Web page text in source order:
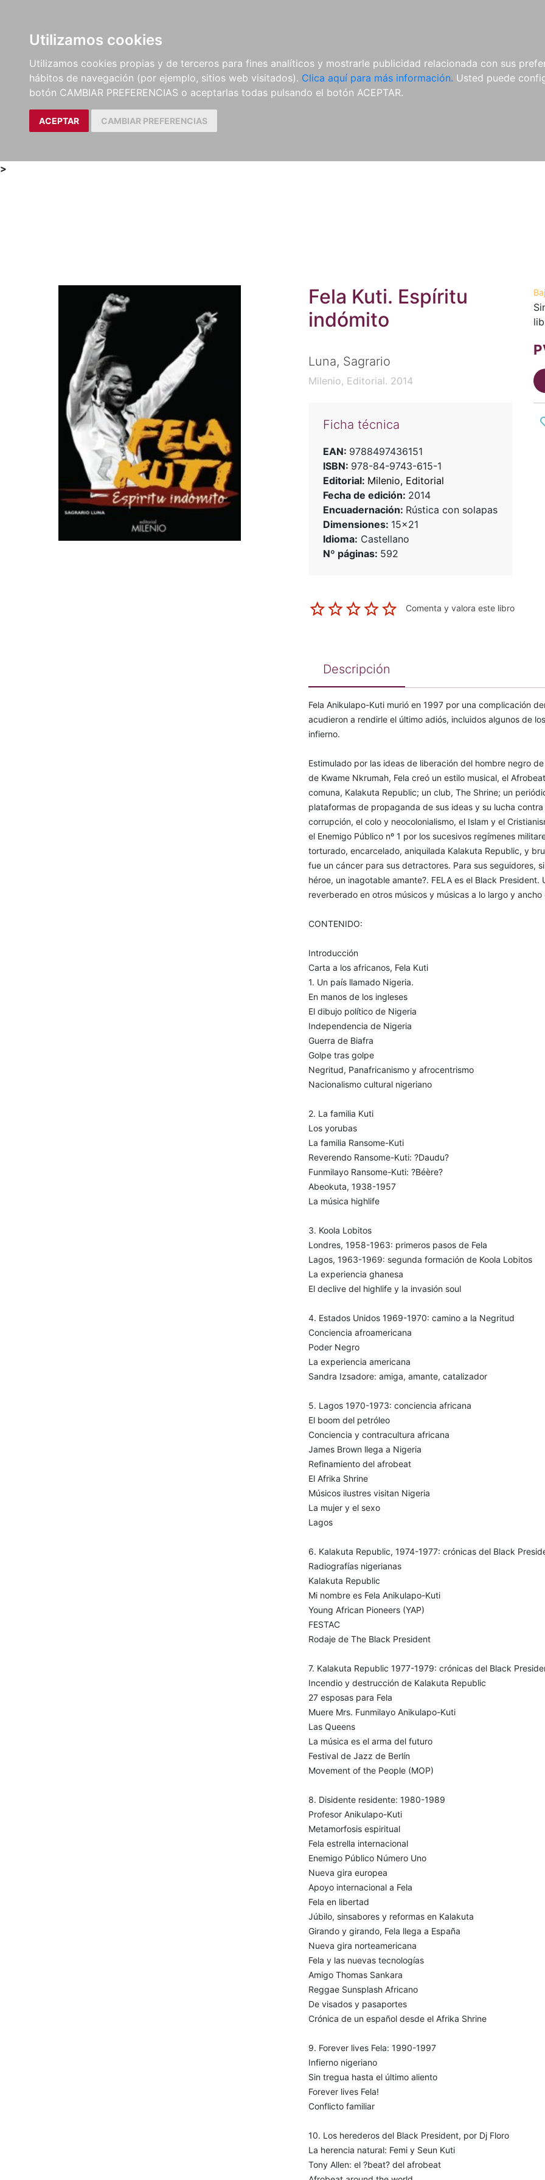
Utilizamos cookies
Utilizamos cookies propias y de terceros para fines analíticos y mostrarle publicidad relacionada con sus
hábitos de navegación (por ejemplo, sitios web visitados). Clica aquí para más información. Usted puede
botón CAMBIAR PREFERENCIAS o aceptarlas todas pulsando el botón ACEPTAR.
ACEPTAR CAMBIAR PREFERENCIAS
LIBROS
MÉTODOS Y
EJERCICIOS
PARTITURAS Y EDICIONES
CRÍTICAS
REVISTAS
CDS Y
DVDS
MATERIAL
COMPLEMENTARIO
>
Fela Kuti. Espíritu
indómito
Luna, Sagrario
Milenio, Editorial. 2014
Ficha técnica
EAN: 9788497436151
ISBN: 978-84-9743-615-1
Editorial: Milenio, Editorial
Fecha de edición: 2014
Encuadernación: Rústica con solapas
Dimensiones: 15x21
Idioma: Castellano
Nº páginas: 592
Comenta y valora este libro
Descripción
Fela Anikulapo-Kuti murió en 1997 por una complicación
acudieron a rendirle el último adiós, incluidos algunos de
infierno.
Estimulado por las ideas de liberación del hombre negro
de Kwame Nkrumah, Fela creó un estilo musical, el
comuna, Kalakuta Republic; un club, The Shrine; un
plataformas de propaganda de sus ideas y su lucha
corrupción, el colo y neocolonialismo, el Islam y el
el Enemigo Público nº 1 por los sucesivos regímenes
torturado, encarcelado, aniquilada Kalakuta Republic, y
fue un cáncer para sus detractores. Para sus seguidores,
héroe, un inagotable amante?. FELA es el Black
reverberado en otros músicos y músicas a lo largo y
CONTENIDO:
Introducción
Carta a los africanos, Fela Kuti
1. Un país llamado Nigeria.
En manos de los ingleses
El dibujo político de Nigeria
Independencia de Nigeria
Guerra de Biafra
Golpe tras golpe
Negritud, Panafricanismo y afrocentrismo
Nacionalismo cultural nigeriano
2. La familia Kuti
Los yorubas
La familia Ransome-Kuti
Reverendo Ransome-Kuti: ?Daudu?
Funmilayo Ransome-Kuti: ?Béère?
Abeokuta, 1938-1957
La música highlife
3. Koola Lobitos
Londres, 1958-1963: primeros pasos de Fela
Lagos, 1963-1969: segunda formación de Koola Lobitos
La experiencia ghanesa
El declive del highlife y la invasión soul
4. Estados Unidos 1969-1970: camino a la Negritud
Conciencia afroamericana
Poder Negro
La experiencia americana
Sandra Izsadore: amiga, amante, catalizador
5. Lagos 1970-1973: conciencia africana
El boom del petróleo
Conciencia y contracultura africana
James Brown llega a Nigeria
Refinamiento del afrobeat
El Afrika Shrine
Músicos ilustres visitan Nigeria
La mujer y el sexo
Lagos
6. Kalakuta Republic, 1974-1977: crónicas del Black
Radiografías nigerianas
Kalakuta Republic
Mi nombre es Fela Anikulapo-Kuti
Young African Pioneers (YAP)
FESTAC
Rodaje de The Black President
7. Kalakuta Republic 1977-1979: crónicas del Black
Incendio y destrucción de Kalakuta Republic
27 esposas para Fela
Muere Mrs. Funmilayo Anikulapo-Kuti
Las Queens
La música es el arma del futuro
Festival de Jazz de Berlín
Movement of the People (MOP)
8. Disidente residente: 1980-1989
Profesor Anikulapo-Kuti
Metamorfosis espiritual
Fela estrella internacional
Enemigo Público Número Uno
Nueva gira europea
Apoyo internacional a Fela
Fela en libertad
Júbilo, sinsabores y reformas en Kalakuta
Girando y girando, Fela llega a España
Nueva gira norteamericana
Fela y las nuevas tecnologías
Amigo Thomas Sankara
Reggae Sunsplash Africano
De visados y pasaportes
Crónica de un español desde el Afrika Shrine
9. Forever lives Fela: 1990-1997
Infierno nigeriano
Sin tregua hasta el último aliento
Forever lives Fela!
Conflicto familiar
10. Los herederos del Black President, por Dj Floro
La herencia natural: Femi y Seun Kuti
Tony Allen: el ?beat? del afrobeat